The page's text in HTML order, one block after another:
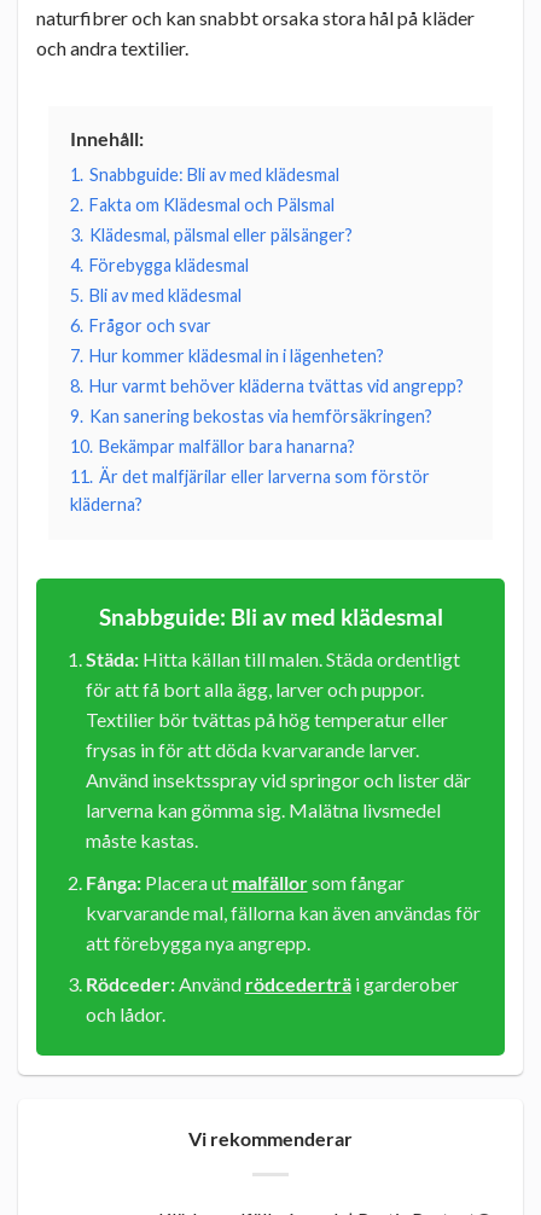
naturfibrer och kan snabbt orsaka stora hål på kläder
och andra textilier.
Innehåll:
1. Snabbguide: Bli av med klädesmal
2. Fakta om Klädesmal och Pälsmal
3. Klädesmal, pälsmal eller pälsänger?
4. Förebygga klädesmal
5. Bli av med klädesmal
6. Frågor och svar
7. Hur kommer klädesmal in i lägenheten?
8. Hur varmt behöver kläderna tvättas vid angrepp?
9. Kan sanering bekostas via hemförsäkringen?
10. Bekämpar malfällor bara hanarna?
11. Är det malfjärilar eller larverna som förstör
kläderna?
Snabbguide: Bli av med klädesmal
Städa:Hitta källan till malen. Städa ordentligt
för att få bort alla ägg, larver och puppor.
Textilier bör tvättas på hög temperatur eller
frysas in för att döda kvarvarande larver.
Använd insektsspray vid springor och lister där
larverna kan gömma sig. Malätna livsmedel
måste kastas.
Fånga:Placera ut malfällorsom fångar
kvarvarande mal, fällorna kan även användas för
att förebygga nya angrepp.
Rödceder:Använd rödcederträi garderober
och lådor.
Vi rekommenderar